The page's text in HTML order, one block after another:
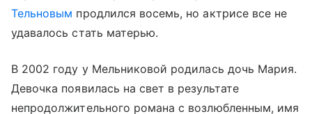
Тельновым продлился восемь, но актрисе все не
удавалось стать матерью.
В 2002 году у Мельниковой родилась дочь Мария.
Девочка появилась на свет в результате
непродолжительного романа с возлюбленным, имя